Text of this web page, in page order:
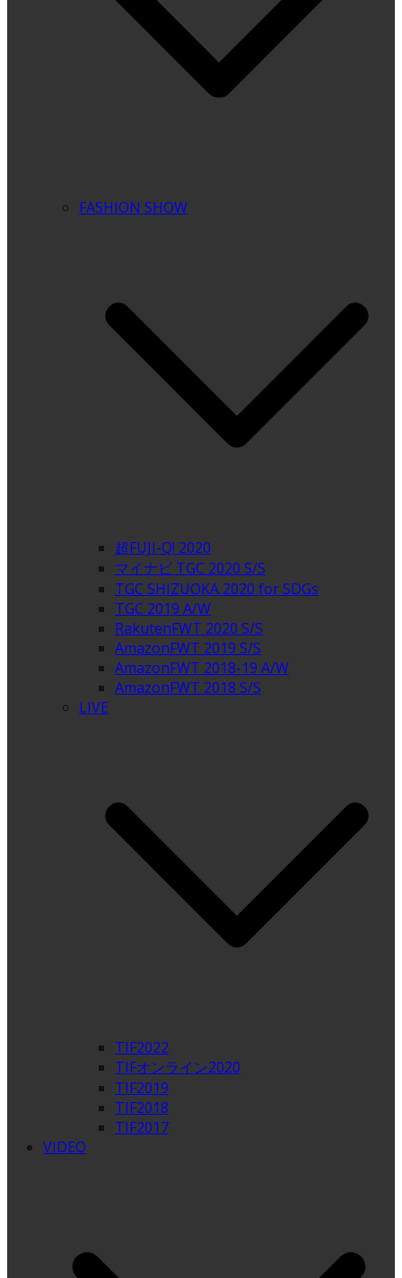
FASHION SHOW
超FUJI-Q! 2020
マイナビ TGC 2020 S/S
TGC SHIZUOKA 2020 for SDGs
TGC 2019 A/W
RakutenFWT 2020 S/S
AmazonFWT 2019 S/S
AmazonFWT 2018-19 A/W
AmazonFWT 2018 S/S
LIVE
TIF2022
TIFオンライン2020
TIF2019
TIF2018
TIF2017
VIDEO